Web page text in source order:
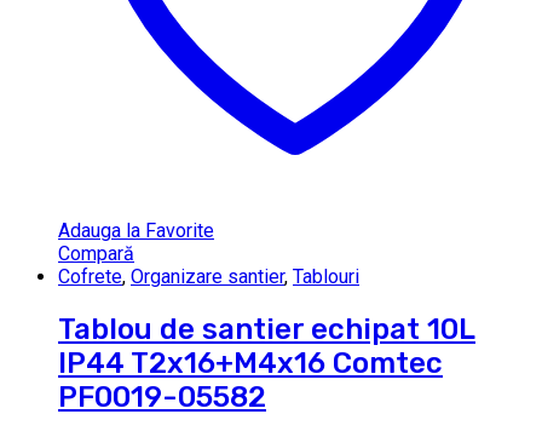
Adauga la Favorite
Compară
Cofrete, Organizare santier, Tablouri
Tablou de santier echipat 10L
IP44 T2x16+M4x16 Comtec
PF0019-05582